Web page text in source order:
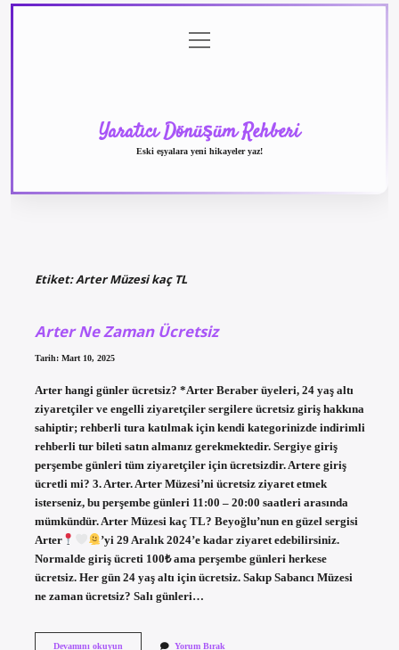
menüyü
aç
Yaratıcı Dönüşüm Rehberi
Eski eşyalara yeni hikayeler yaz!
Etiket:Arter Müzesi kaç TL
Arter Ne Zaman Ücretsiz
Tarih: Mart 10, 2025
Arter hangi günler ücretsiz? *Arter Beraber üyeleri, 24 yaş altı
ziyaretçiler ve engelli ziyaretçiler sergilere ücretsiz giriş hakkına
sahiptir; rehberli tura katılmak için kendi kategorinizde indirimli
rehberli tur bileti satın almanız gerekmektedir. Sergiye giriş
perşembe günleri tüm ziyaretçiler için ücretsizdir. Artere giriş
ücretli mi? 3. Arter. Arter Müzesi’ni ücretsiz ziyaret etmek
isterseniz, bu perşembe günleri 11:00 – 20:00 saatleri arasında
mümkündür. Arter Müzesi kaç TL? Beyoğlu’nun en güzel sergisi
Arter
’yi 29 Aralık 2024’e kadar ziyaret edebilirsiniz.
Normalde giriş ücreti 100₺ ama perşembe günleri herkese
ücretsiz. Her gün 24 yaş altı için ücretsiz. Sakıp Sabancı Müzesi
ne zaman ücretsiz? Salı günleri…
Devamını okuyunArter
Yorum Bırak